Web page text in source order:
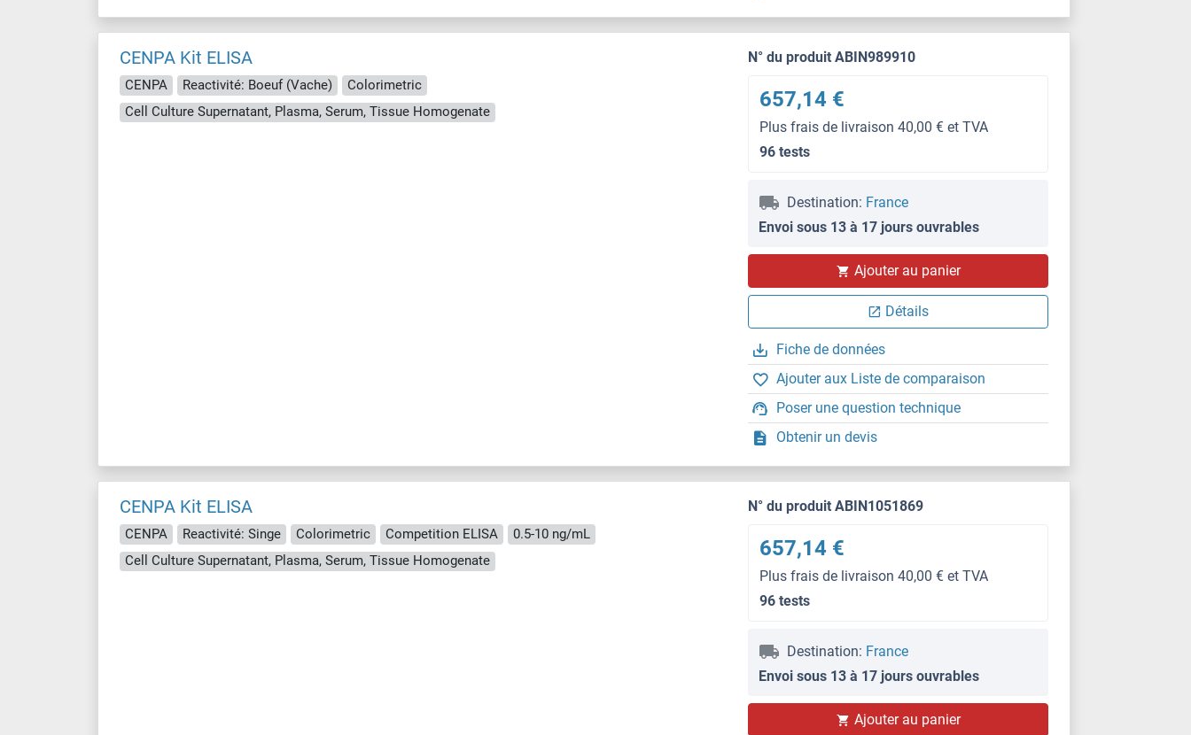
CENPA Kit ELISA
CENPA Reactivité: Boeuf (Vache)
Colorimetric
Cell Culture Supernatant, Plasma, Serum, Tissue Homogenate
N° du produit ABIN989910
657,14 €
Plus frais de livraison 40,00 € et TVA
96 tests
Destination: France
Envoi sous 13 à 17 jours ouvrables
Ajouter au panier
Détails
Fiche de données
Ajouter aux Liste de comparaison
Poser une question technique
Obtenir un devis
CENPA Kit ELISA
CENPA Reactivité: Singe Colorimetric Competition ELISA
0.5-10 ng/mL
Cell Culture Supernatant, Plasma, Serum, Tissue Homogenate
N° du produit ABIN1051869
657,14 €
Plus frais de livraison 40,00 € et TVA
96 tests
Destination: France
Envoi sous 13 à 17 jours ouvrables
Ajouter au panier